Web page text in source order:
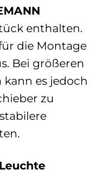
enthalten.
die Montage
Bei größeren
es jedoch
zu